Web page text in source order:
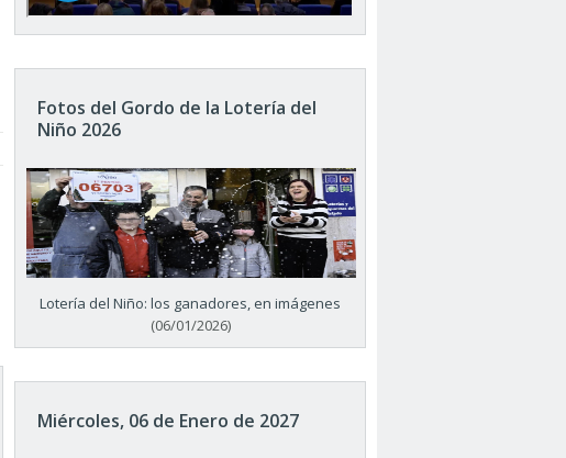
Fotos del Gordo de la Lotería del
Niño 2026
Lotería del Niño: los ganadores, en imágenes
(06/01/2026)
Miércoles, 06 de Enero de 2027